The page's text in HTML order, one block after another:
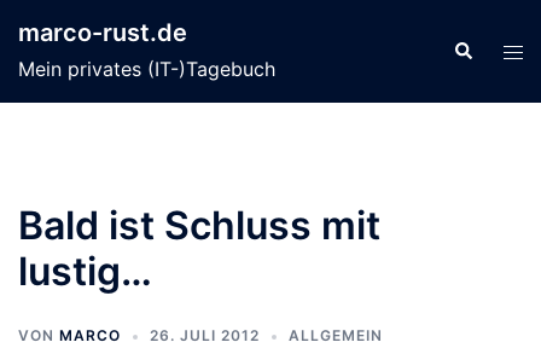
Inhalt
springen
marco-rust.de
Mein privates (IT-)Tagebuch
Suche
Bald ist Schluss mit
lustig…
VON MARCO 26. JULI 2012 ALLGEMEIN